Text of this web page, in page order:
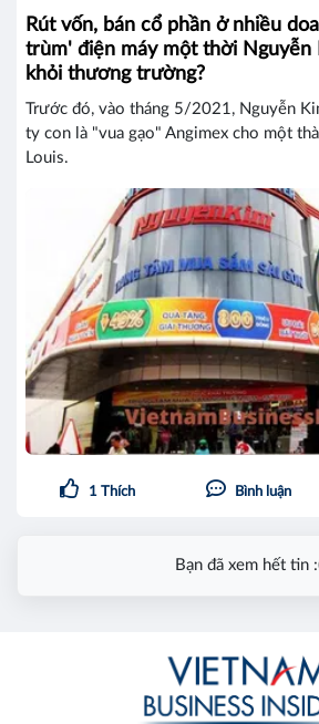
Rút vốn, bán cổ phần ở nhiều
trùm' điện máy một thời Nguyễn
khỏi thương trường?
Trước đó, vào tháng 5/2021, Nguyễn
ty con là "vua gạo" Angimex cho một
Louis.
1 Thích Bình luận
Bạn đã xem hết tin